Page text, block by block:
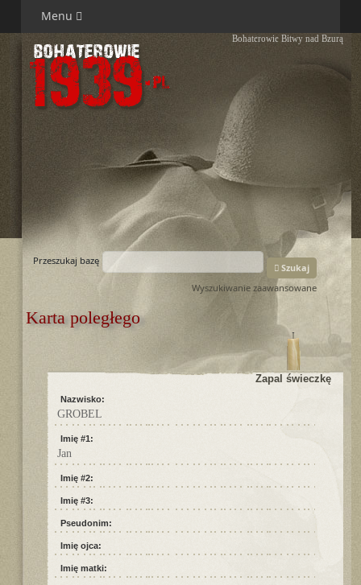
Menu
Bohaterowie Bitwy nad Bzurą
Przeszukaj bazę
Szukaj
Wyszukiwanie zaawansowane
Karta poległego
Zapal świeczkę
Nazwisko:
GROBEL
Imię #1:
Jan
Imię #2:
Imię #3:
Pseudonim:
Imię ojca:
Imię matki: